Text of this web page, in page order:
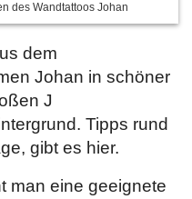
des Wandtattoos Johan
dem
Johan in schöner
J
Tipps rund
gibt es hier.
man eine geeignete